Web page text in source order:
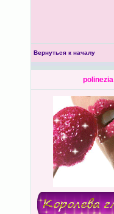
Вернуться к началу
polinezia